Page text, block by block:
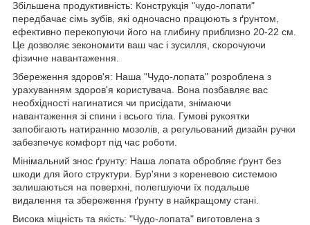
Збільшена продуктивність: Конструкція "чудо-лопати"
передбачає сімь зубів, які одночасно працюють з ґрунтом,
ефективно перекопуючи його на глибину приблизно 20-22 см.
Це дозволяє зекономити ваш час і зусилля, скорочуючи
фізичне навантаження.
Збереження здоров'я: Наша "Чудо-лопата" розроблена з
урахуванням здоров'я користувача. Вона позбавляє вас
необхідності нагинатися чи присідати, знімаючи
навантаження зі спини і всього тіла. Гумові рукоятки
запобігають натиранню мозолів, а регульований дизайн ручки
забезпечує комфорт під час роботи.
Мінімальний знос ґрунту: Наша лопата обробляє ґрунт без
шкоди для його структури. Бур'яни з кореневою системою
залишаються на поверхні, полегшуючи їх подальше
видалення та збереження ґрунту в найкращому стані.
Висока міцність та якість: "Чудо-лопата" виготовлена з